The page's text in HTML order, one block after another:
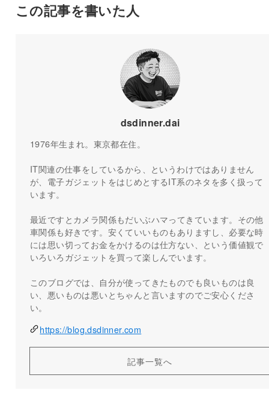
この記事を書いた人
dsdinner.dai
1976年生まれ。東京都在住。
IT関連の仕事をしているから、というわけではありません
が、電子ガジェットをはじめとするIT系のネタを多く扱って
います。
最近ですとカメラ関係もだいぶハマってきています。その他
車関係も好きです。安くていいものもありますし、必要な時
には思い切ってお金をかけるのは仕方ない、という価値観で
いろいろガジェットを買って楽しんでいます。
このブログでは、自分が使ってきたものでも良いものは良
い、悪いものは悪いとちゃんと言いますのでご安心くださ
い。
https://blog.dsdinner.com
記事一覧へ